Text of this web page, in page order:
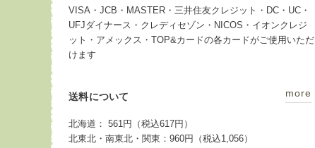
VISA・JCB・MASTER・三井住友クレジット・DC・UC・
UFJダイナース・クレディセゾン・NICOS・イオンクレジ
ット・アメックス・TOP&カードの各カードがご使用いただ
けます
送料について more
北海道： 561円（税込617円）
北東北・南東北・関東：960円（税込1,056）